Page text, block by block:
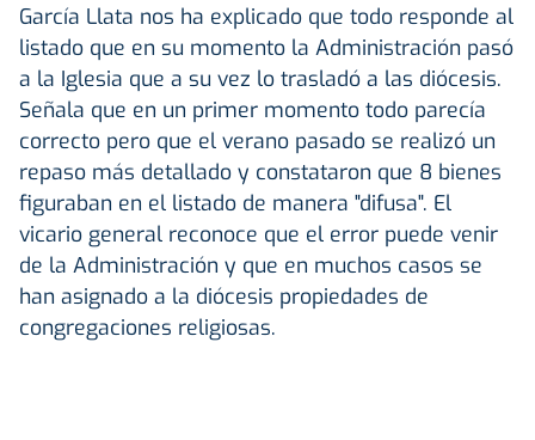
García Llata nos ha explicado que todo responde al
listado que en su momento la Administración pasó
a la Iglesia que a su vez lo trasladó a las diócesis.
Señala que en un primer momento todo parecía
correcto pero que el verano pasado se realizó un
repaso más detallado y constataron que 8 bienes
figuraban en el listado de manera "difusa". El
vicario general reconoce que el error puede venir
de la Administración y que en muchos casos se
han asignado a la diócesis propiedades de
congregaciones religiosas.